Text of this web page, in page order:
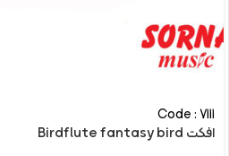
Code : 7111
افکت Birdflute fantasy bird